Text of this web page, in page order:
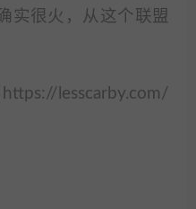
实很火，从这个联盟
lesscarby.com/